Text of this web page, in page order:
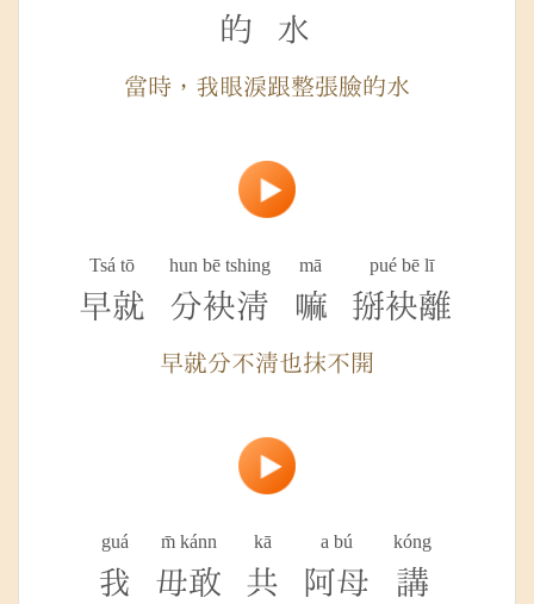
的 水
當時，我眼淚跟整張臉的水
Tsá tō
早就
hun bē tshing
分袂清
mā
嘛
pué bē lī
掰袂離
早就分不清也抹不開
guá
我
m̄ kánn
毋敢
kā
共
a bú
阿母
kóng
講